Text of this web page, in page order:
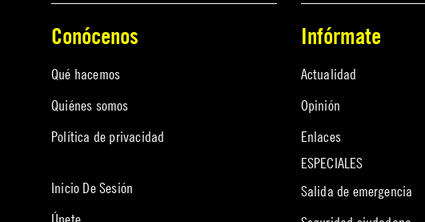
Conócenos
Qué hacemos
Quiénes somos
Política de privacidad
Inicio De Sesión
Infórmate
Actualidad
Opinión
Enlaces
ESPECIALES
Salida de emergencia